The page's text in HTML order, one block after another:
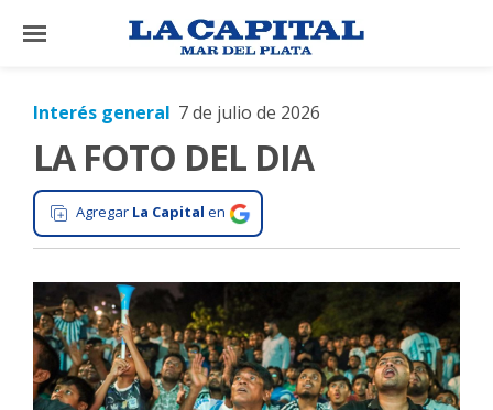
×
El
País
El
Mundo
Zona
Cultura
Tecnología
Interés general 7 de julio de 2026
LA FOTO DEL DIA
Agregar La Capital en